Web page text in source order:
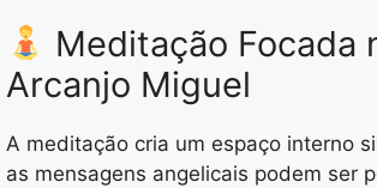
Meditação Focada
Arcanjo Miguel
A meditação cria um espaço interno
as mensagens angelicais podem ser